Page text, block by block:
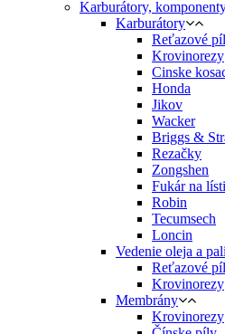
Karburátory,
Karburátory
Reťazové
Krovinorezy
Cinske
Honda
Jikov
Wacker
Briggs &
Rezačky
Zongshen
Fukár na
Robin
Tecumsech
Loncin
Vedenie oleja a
Reťazové
Krovinorezy
Membrány
Krovinorezy